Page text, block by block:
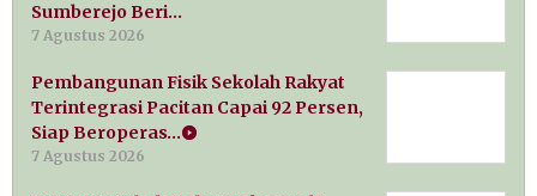
Sumberejo Beri…
7 Agustus 2026
Pembangunan Fisik Sekolah Rakyat
Terintegrasi Pacitan Capai 92 Persen,
Siap Beroperas…
7 Agustus 2026